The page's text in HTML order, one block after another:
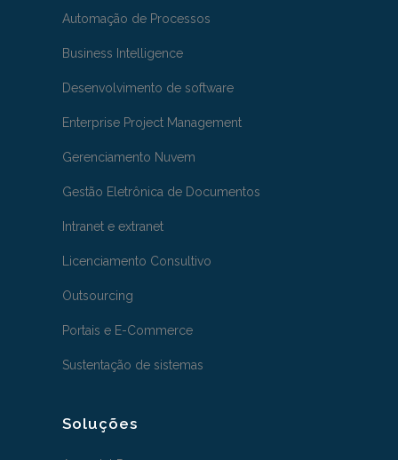
Automação de Processos
Business Intelligence
Desenvolvimento de software
Enterprise Project Management
Gerenciamento Nuvem
Gestão Eletrônica de Documentos
Intranet e extranet
Licenciamento Consultivo
Outsourcing
Portais e E-Commerce
Sustentação de sistemas
Soluções